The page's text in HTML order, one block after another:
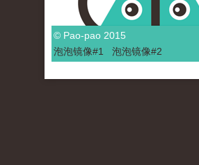
© Pao-pao 2015
泡泡镜像#1 泡泡镜像#2